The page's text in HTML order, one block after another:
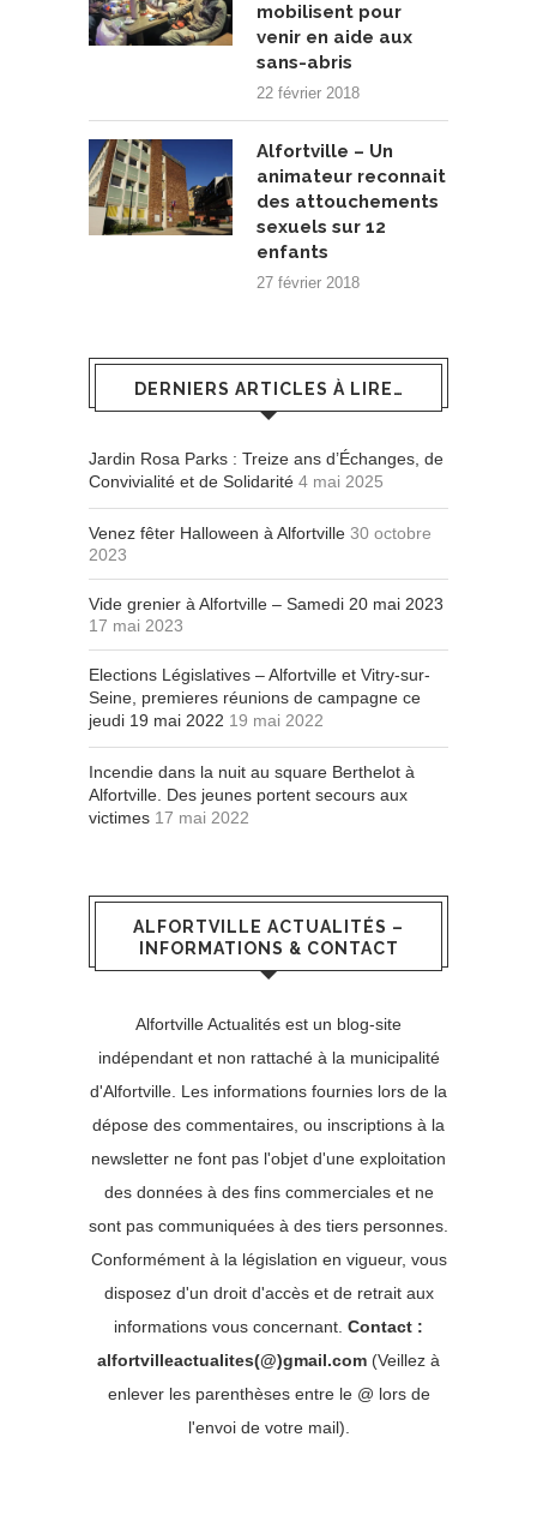
mobilisent pour
venir en aide aux
sans-abris
22 février 2018
Alfortville – Un
animateur reconnait
des attouchements
sexuels sur 12
enfants
27 février 2018
DERNIERS ARTICLES À LIRE…
Jardin Rosa Parks : Treize ans d’Échanges, de
Convivialité et de Solidarité 4 mai 2025
Venez fêter Halloween à Alfortville 30 octobre
2023
Vide grenier à Alfortville – Samedi 20 mai 2023
17 mai 2023
Elections Législatives – Alfortville et Vitry-sur-
Seine, premieres réunions de campagne ce
jeudi 19 mai 2022 19 mai 2022
Incendie dans la nuit au square Berthelot à
Alfortville. Des jeunes portent secours aux
victimes 17 mai 2022
ALFORTVILLE ACTUALITÉS –
INFORMATIONS & CONTACT
Alfortville Actualités est un blog-site
indépendant et non rattaché à la municipalité
d'Alfortville. Les informations fournies lors de la
dépose des commentaires, ou inscriptions à la
newsletter ne font pas l'objet d'une exploitation
des données à des fins commerciales et ne
sont pas communiquées à des tiers personnes.
Conformément à la législation en vigueur, vous
disposez d'un droit d'accès et de retrait aux
informations vous concernant. Contact :
alfortvilleactualites(@)gmail.com (Veillez à
enlever les parenthèses entre le @ lors de
l'envoi de votre mail).